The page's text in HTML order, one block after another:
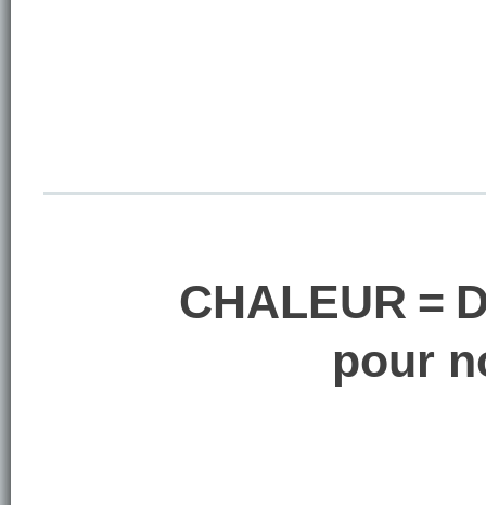
CHALEUR =
pour